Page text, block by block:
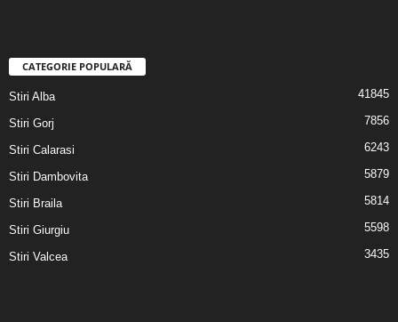
CATEGORIE POPULARĂ
Stiri Alba 41845
Stiri Gorj 7856
Stiri Calarasi 6243
Stiri Dambovita 5879
Stiri Braila 5814
Stiri Giurgiu 5598
Stiri Valcea 3435